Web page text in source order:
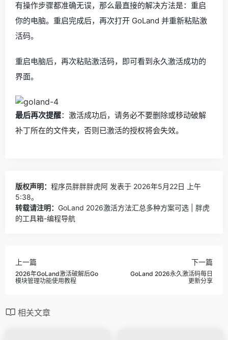
有操作步骤都准确无误，那么最直接的解决方法是：重启
你的电脑。重启完成后，再次打开 GoLand 并重新粘贴激
活码。
重启电脑后，再次粘贴激活码，即可看到永久激活成功的
界面。
最后再次提醒：激活成功后，请务必不要删除或移动破解
补丁所在的文件夹，否则已激活的授权将会失效。
版权声明： 程序员胖胖胖虎阿 发表于 2026年5月22日 上午
5:38。
转载请注明： GoLand 2026激活方法汇总多种方案可选 | 胖虎
的工具箱-编程导航
上一篇
2026年GoLand激活破解后Go
模块管理功能使用教程
下一篇
GoLand 2026永久激活码每日
更新分享
相关文章